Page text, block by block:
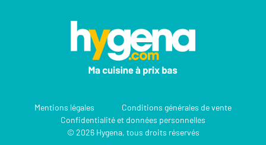
Mentions légales
Conditions générales de vente
Confidentialité et données personnelles
© 2026 Hygena, tous droits réservés